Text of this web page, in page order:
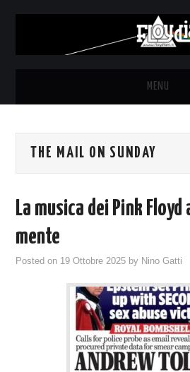
MENU
NEWS
SYD BARRETT – ALLE SOGLIE
DELL’ALBA
COVER & TRIBUTI
THE MAIL ON SUNDAY
La musica dei Pink
mente
Posted on 19 Ottobre 2025 by Nino Gatti